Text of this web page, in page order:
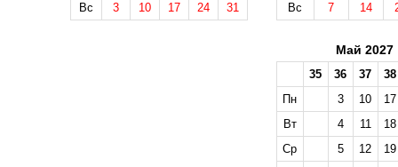
Вс
3 10 17 24 31
Вс
7 14
Май 2027
35 36 37
38
Пн
3 10
17
Вт
4 11
18
Ср
5 12
19